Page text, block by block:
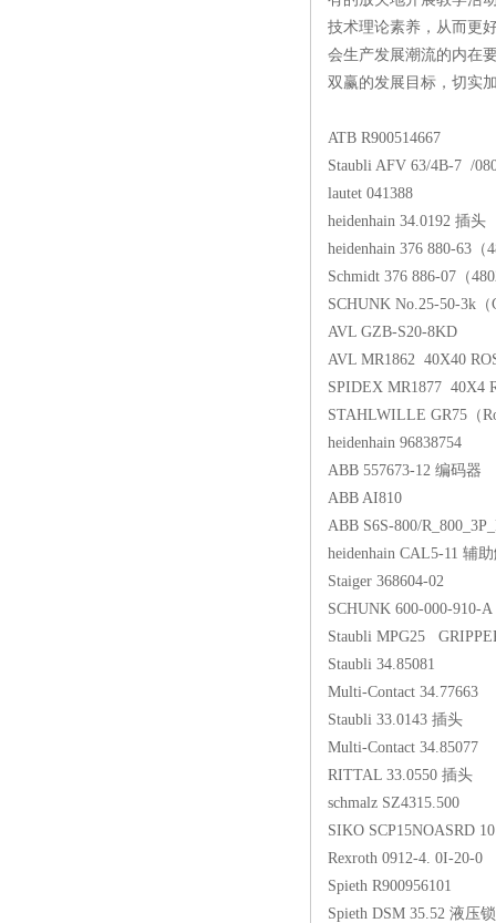
技术理论素养，从而更
会生产发展潮流的内在
双赢的发展目标，切实
ATB R900514667
Staubli AFV 63/4B-7 /
lautet 041388
heidenhain 34.0192 插头
heidenhain 376 880-63（
Schmidt 376 886-07（
SCHUNK No.25-50-3k（
AVL GZB-S20-8KD
AVL MR1862 40X40
SPIDEX MR1877 40X4
STAHLWILLE GR75（
heidenhain 96838754
ABB 557673-12 编码器
ABB AI810
ABB S6S-800/
heidenhain CAL5-11 辅
Staiger 368604-02
SCHUNK 600-000-910-
Staubli MPG25
Staubli 34.85081
Multi-Contact 34.77663
Staubli 33.0143 插头
Multi-Contact 34.85077
RITTAL 33.0550 插头
schmalz SZ4315.500
SIKO SCP15NOASRD
Rexroth 0912-4. 0I-20-0
Spieth R900956101
Spieth DSM 35.52 液压